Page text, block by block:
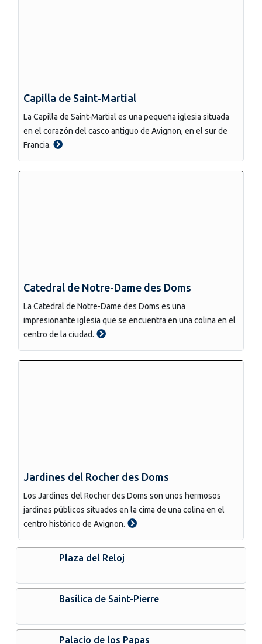
Capilla de Saint-Martial
La Capilla de Saint-Martial es una pequeña iglesia situada
en el corazón del casco antiguo de Avignon, en el sur de
Francia.
Catedral de Notre-Dame des Doms
La Catedral de Notre-Dame des Doms es una
impresionante iglesia que se encuentra en una colina en el
centro de la ciudad.
Jardines del Rocher des Doms
Los Jardines del Rocher des Doms son unos hermosos
jardines públicos situados en la cima de una colina en el
centro histórico de Avignon.
Plaza del Reloj
Basílica de Saint-Pierre
Palacio de los Papas